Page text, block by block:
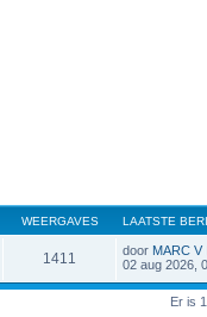
WEERGAVES LAATSTE
1411 door MARC V
02 aug 2026,
Er is